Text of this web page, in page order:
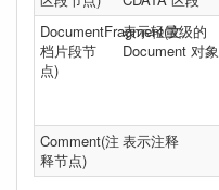
DocumentFragment(文
档片段节
点)
表示轻量级的
Document 对象
Comment(注
释节点)
表示注释